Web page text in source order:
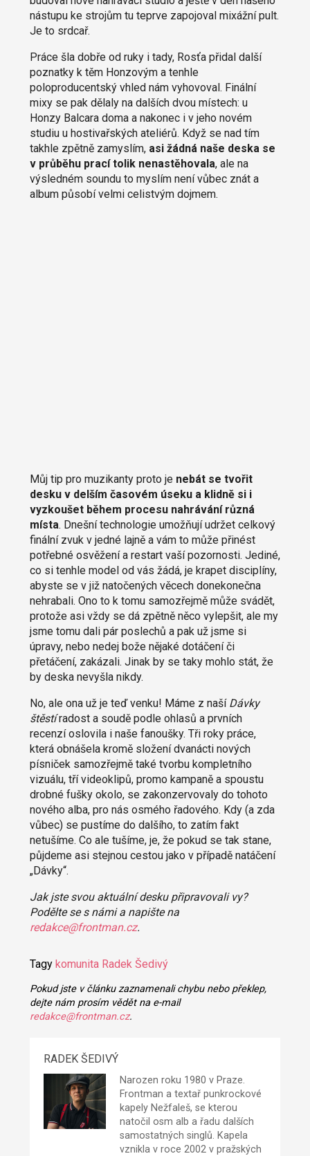
nástupu ke strojům tu teprve zapojoval mixážní pult.
Je to srdcař.
Práce šla dobře od ruky i tady, Rosťa přidal další
poznatky k těm Honzovým a tenhle
poloproducentský vhled nám vyhovoval. Finální
mixy se pak dělaly na dalších dvou místech: u
Honzy Balcara doma a nakonec i v jeho novém
studiu u hostivařských ateliérů. Když se nad tím
takhle zpětně zamyslím, asi žádná naše deska se
v průběhu prací tolik nenastěhovala, ale na
výsledném soundu to myslím není vůbec znát a
album působí velmi celistvým dojmem.
Můj tip pro muzikanty proto jenebát se tvořit
desku v delším časovém úseku a klidně si i
vyzkoušet během procesu nahrávání různá
místa. Dnešní technologie umožňují udržet celkový
finální zvuk v jedné lajně a vám to může přinést
potřebné osvěžení a restart vaší pozornosti. Jediné,
co si tenhle model od vás žádá, je krapet disciplíny,
abyste se v již natočených věcech donekonečna
nehrabali. Ono to k tomu samozřejmě může svádět,
protože asi vždy se dá zpětně něco vylepšit, ale my
jsme tomu dali pár poslechů a pak už jsme si
úpravy, nebo nedej bože nějaké dotáčení či
přetáčení, zakázali. Jinak by se taky mohlo stát, že
by deska nevyšla nikdy.
No, ale ona už je teď venku! Máme z naší Dávky
štěstíradost a soudě podle ohlasů a prvních
recenzí oslovila i naše fanoušky. Tři roky práce,
která obnášela kromě složení dvanácti nových
písniček samozřejmě také tvorbu kompletního
vizuálu, tří videoklipů, promo kampaně a spoustu
drobné fušky okolo, se zakonzervovaly do tohoto
nového alba, pro nás osmého řadového. Kdy (a zda
vůbec) se pustíme do dalšího, to zatím fakt
netušíme. Co ale tušíme, je, že pokud se tak stane,
půjdeme asi stejnou cestou jako v případě natáčení
„Dávky“.
Jak jste svou aktuální desku připravovali vy?
Podělte se s námi a napište na
redakce@frontman.cz.
Tagy komunita Radek Šedivý
Pokud jste v článku zaznamenali chybu nebo překlep,
dejte nám prosím vědět na e-mail
redakce@frontman.cz.
RADEK ŠEDIVÝ
Narozen roku 1980 v Praze.
Frontman a textař punkrockové
kapely Nežfaleš, se kterou
natočil osm alb a řadu dalších
samostatných singlů. Kapela
vznikla v roce 2002 v pražských